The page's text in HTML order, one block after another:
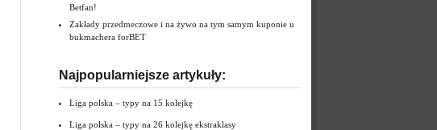
Betfan!
Zakłady przedmeczowe i na żywo na tym samym kuponie u
bukmachera forBET
Najpopularniejsze artykuły:
Liga polska – typy na 15 kolejkę
Liga polska – typy na 26 kolejkę ekstraklasy